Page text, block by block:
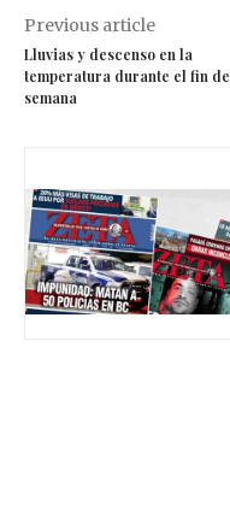
Previous article
Lluvias y descenso en la
temperatura durante el fin de
semana